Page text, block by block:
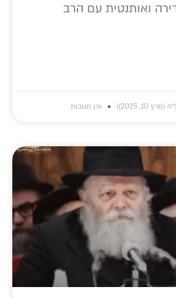
ואותנטית עם הרב
2025)) אין תגובות